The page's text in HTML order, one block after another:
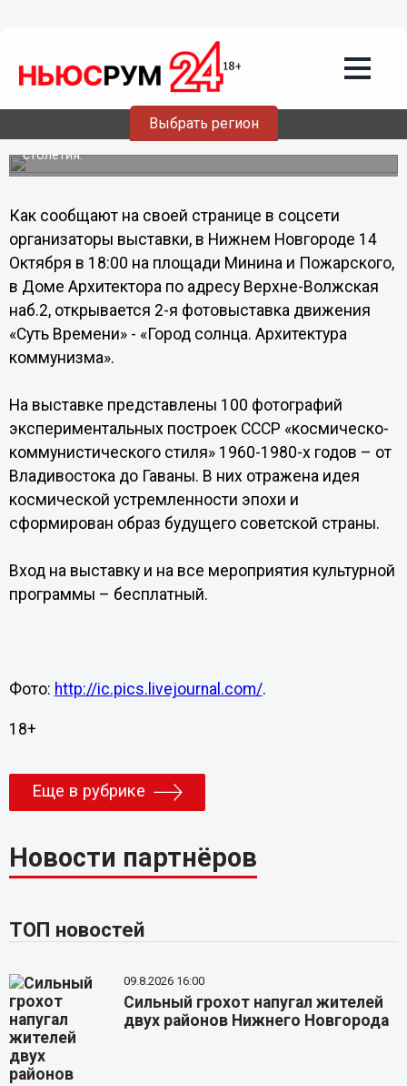
Выбрать регион
Фотовыставка "Город Солнца.
Архитектура коммунизма" открывается
в Нижнем Новгороде
На выставке представлены 100 фотографий шедевров
советской архитектуры 60-80-х годов прошлого
столетия.
Как сообщают на своей странице в соцсети
организаторы выставки, в Нижнем Новгороде 14
Октября в 18:00 на площади Минина и Пожарского,
в Доме Архитектора по адресу Верхне-Волжская
наб.2, открывается 2-я фотовыставка движения
«Суть Времени» - «Город солнца. Архитектура
коммунизма».
На выставке представлены 100 фотографий
экспериментальных построек СССР «космическо-
коммунистического стиля» 1960-1980-х годов – от
Владивостока до Гаваны. В них отражена идея
космической устремленности эпохи и
сформирован образ будущего советской страны.
Вход на выставку и на все мероприятия культурной
программы – бесплатный.
Фото: http://ic.pics.livejournal.com/.
18+
Еще в рубрике
Новости партнёров
ТОП новостей
09.8.2026 16:00
Сильный грохот напугал жителей
двух районов Нижнего Новгорода